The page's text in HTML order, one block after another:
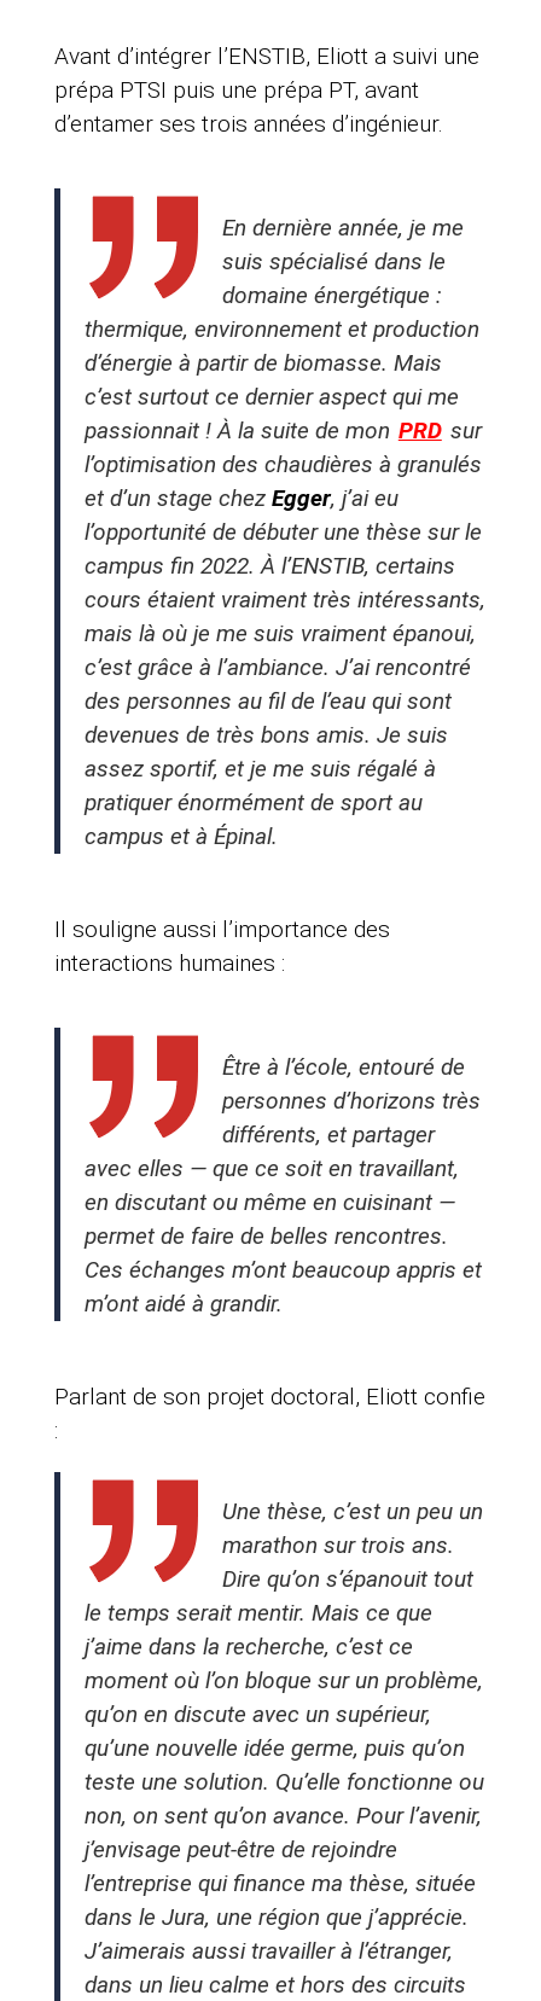
Avant d’intégrer l’ENSTIB, Eliott a suivi une
prépa PTSI puis une prépa PT, avant
d’entamer ses trois années d’ingénieur.
En dernière année, je me
suis spécialisé dans le
domaine énergétique :
thermique, environnement et production
d’énergie à partir de biomasse. Mais
c’est surtout ce dernier aspect qui me
passionnait ! À la suite de mon PRD sur
l’optimisation des chaudières à granulés
et d’un stage chez Egger, j’ai eu
l’opportunité de débuter une thèse sur le
campus fin 2022. À l’ENSTIB, certains
cours étaient vraiment très intéressants,
mais là où je me suis vraiment épanoui,
c’est grâce à l’ambiance. J’ai rencontré
des personnes au fil de l’eau qui sont
devenues de très bons amis. Je suis
assez sportif, et je me suis régalé à
pratiquer énormément de sport au
campus et à Épinal.
Il souligne aussi l’importance des
interactions humaines :
Être à l’école, entouré de
personnes d’horizons très
différents, et partager
avec elles — que ce soit en travaillant,
en discutant ou même en cuisinant —
permet de faire de belles rencontres.
Ces échanges m’ont beaucoup appris et
m’ont aidé à grandir.
Parlant de son projet doctoral, Eliott confie
:
Une thèse, c’est un peu un
marathon sur trois ans.
Dire qu’on s’épanouit tout
le temps serait mentir. Mais ce que
j’aime dans la recherche, c’est ce
moment où l’on bloque sur un problème,
qu’on en discute avec un supérieur,
qu’une nouvelle idée germe, puis qu’on
teste une solution. Qu’elle fonctionne ou
non, on sent qu’on avance. Pour l’avenir,
j’envisage peut-être de rejoindre
l’entreprise qui finance ma thèse, située
dans le Jura, une région que j’apprécie.
J’aimerais aussi travailler à l’étranger,
dans un lieu calme et hors des circuits